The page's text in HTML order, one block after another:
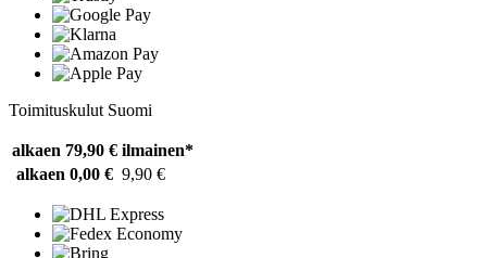
Toimituskulut Suomi
alkaen 79,90 € ilmainen*
alkaen 0,00 € 9,90 €